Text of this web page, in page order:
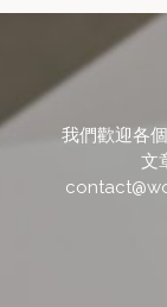
我們歡迎各
文